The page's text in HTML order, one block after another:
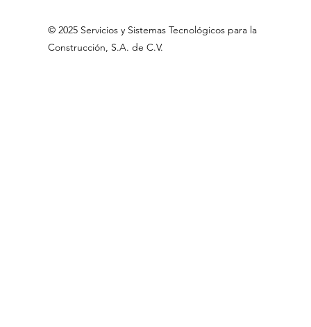
© 2025 Servicios y Sistemas Tecnológicos para la
Construcción, S.A. de C.V.